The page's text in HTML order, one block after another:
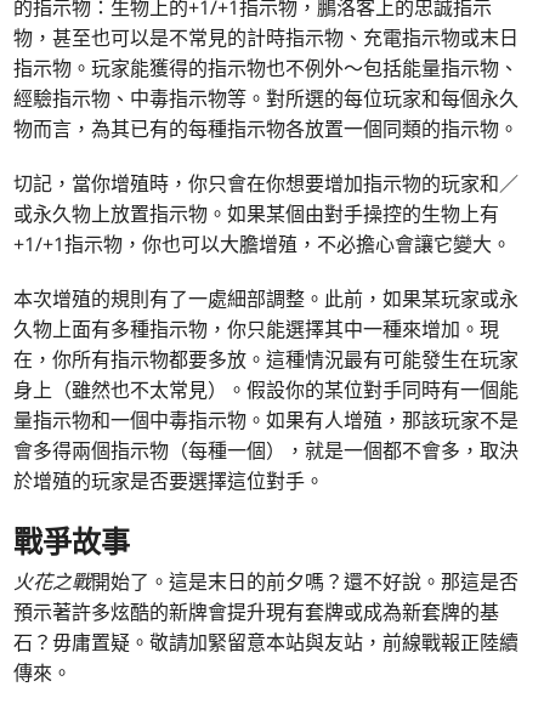
的指示物：生物上的+1/+1指示物，鵬洛客上的忠誠指示
物，甚至也可以是不常見的計時指示物、充電指示物或末日
指示物。玩家能獲得的指示物也不例外～包括能量指示物、
經驗指示物、中毒指示物等。對所選的每位玩家和每個永久
物而言，為其已有的每種指示物各放置一個同類的指示物。
切記，當你增殖時，你只會在你想要增加指示物的玩家和／
或永久物上放置指示物。如果某個由對手操控的生物上有
+1/+1指示物，你也可以大膽增殖，不必擔心會讓它變大。
本次增殖的規則有了一處細部調整。此前，如果某玩家或永
久物上面有多種指示物，你只能選擇其中一種來增加。現
在，你所有指示物都要多放。這種情況最有可能發生在玩家
身上（雖然也不太常見）。假設你的某位對手同時有一個能
量指示物和一個中毒指示物。如果有人增殖，那該玩家不是
會多得兩個指示物（每種一個），就是一個都不會多，取決
於增殖的玩家是否要選擇這位對手。
戰爭故事
火花之戰開始了。這是末日的前夕嗎？還不好說。那這是否
預示著許多炫酷的新牌會提升現有套牌或成為新套牌的基
石？毋庸置疑。敬請加緊留意本站與友站，前線戰報正陸續
傳來。